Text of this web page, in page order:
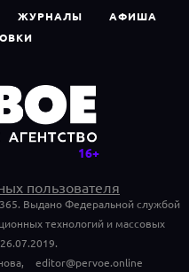
ЖУРНАЛЫ
АФИША
пользователя
Выдано Федеральной службой
технологий и массовых
editor@pervoe.online